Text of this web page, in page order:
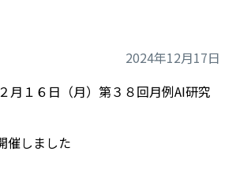
2024年12月17日
月１６日（月）第３８回月例AI研究
催しました